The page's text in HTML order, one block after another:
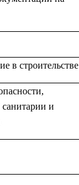
в строительстве
санитарии и